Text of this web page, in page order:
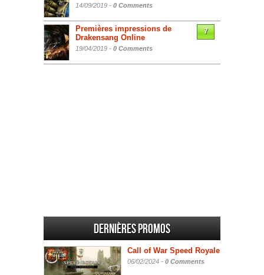
14/09/2019 - 0 Comments
Premières impressions de
Drakensang Online
19/04/2019 - 0 Comments
7
Dernières promos
Call of War Speed Royale
06/02/2024 - 0 Comments